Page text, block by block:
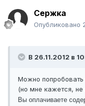
Сержка
Опубликовано
В 26.11.2012 в
Можно
(но мне кажется, не
Вы оплачиваете